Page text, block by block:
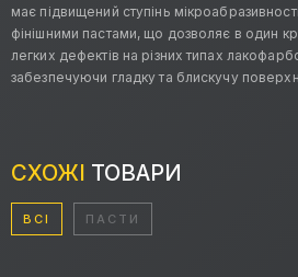
має підвищений ступінь
фінішними пастами, що дозволяє в один
легких дефектів на різних типах
забезпечуючи гладку та блискучу
СХОЖІ ТОВАРИ
ВСІ ПАСТИ